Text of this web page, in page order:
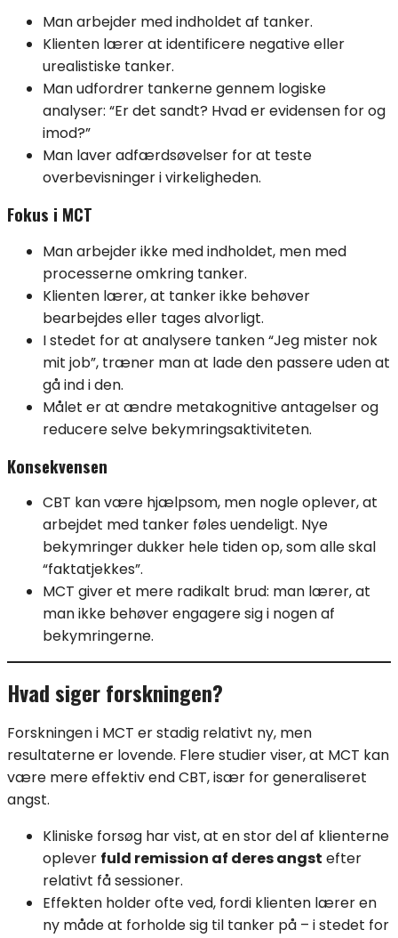
Man arbejder med indholdet af tanker.
Klienten lærer at identificere negative eller
urealistiske tanker.
Man udfordrer tankerne gennem logiske
analyser: “Er det sandt? Hvad er evidensen for og
imod?”
Man laver adfærdsøvelser for at teste
overbevisninger i virkeligheden.
Fokus i MCT
Man arbejder ikke med indholdet, men med
processerne omkring tanker.
Klienten lærer, at tanker ikke behøver
bearbejdes eller tages alvorligt.
I stedet for at analysere tanken “Jeg mister nok
mit job”, træner man at lade den passere uden at
gå ind i den.
Målet er at ændre metakognitive antagelser og
reducere selve bekymringsaktiviteten.
Konsekvensen
CBT kan være hjælpsom, men nogle oplever, at
arbejdet med tanker føles uendeligt. Nye
bekymringer dukker hele tiden op, som alle skal
“faktatjekkes”.
MCT giver et mere radikalt brud: man lærer, at
man ikke behøver engagere sig i nogen af
bekymringerne.
Hvad siger forskningen?
Forskningen i MCT er stadig relativt ny, men
resultaterne er lovende. Flere studier viser, at MCT kan
være mere effektiv end CBT, især for generaliseret
angst.
Kliniske forsøg har vist, at en stor del af klienterne
oplever fuld remission af deres angst efter
relativt få sessioner.
Effekten holder ofte ved, fordi klienten lærer en
ny måde at forholde sig til tanker på – i stedet for